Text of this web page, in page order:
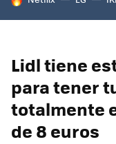
Lidl tiene
para tener
totalmente
de 8 euros